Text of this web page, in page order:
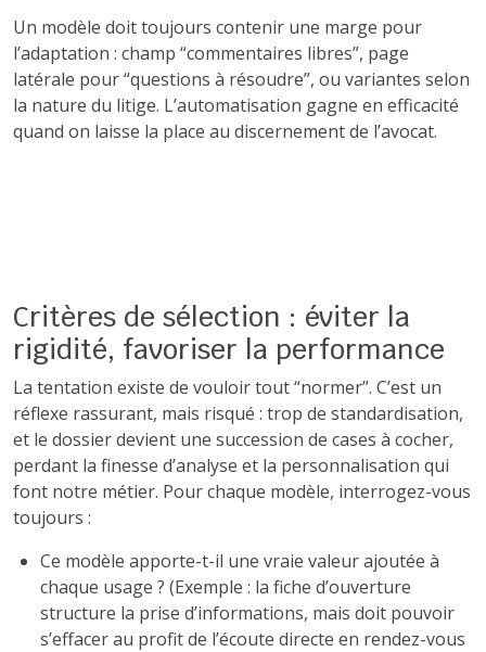
Un modèle doit toujours contenir une marge pour
l’adaptation : champ “commentaires libres”, page
latérale pour “questions à résoudre”, ou variantes selon
la nature du litige. L’automatisation gagne en efficacité
quand on laisse la place au discernement de l’avocat.
Critères de sélection : éviter la
rigidité, favoriser la performance
La tentation existe de vouloir tout “normer”. C’est un
réflexe rassurant, mais risqué : trop de standardisation,
et le dossier devient une succession de cases à cocher,
perdant la finesse d’analyse et la personnalisation qui
font notre métier. Pour chaque modèle, interrogez-vous
toujours :
Ce modèle apporte-t-il une vraie valeur ajoutée à
chaque usage ? (Exemple : la fiche d’ouverture
structure la prise d’informations, mais doit pouvoir
s’effacer au profit de l’écoute directe en rendez-vous